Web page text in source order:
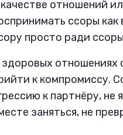
отношений
ссоры
просто ради
отношениях
к компромиссу.
к партнёру, не
заняться, не